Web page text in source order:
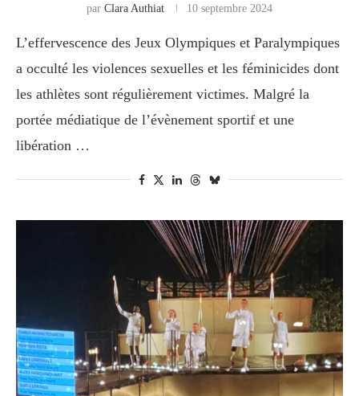
par Clara Authiat 10 septembre 2024
L’effervescence des Jeux Olympiques et Paralympiques
a occulté les violences sexuelles et les féminicides dont
les athlètes sont régulièrement victimes. Malgré la
portée médiatique de l’évènement sportif et une
libération …